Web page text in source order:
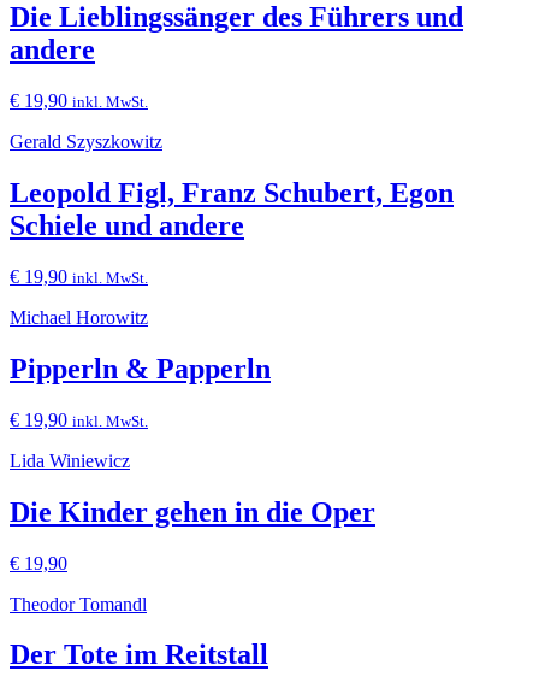
Die Lieblingssänger des Führers und
andere
€ 19,90 inkl. MwSt.
Gerald Szyszkowitz
Leopold Figl, Franz Schubert, Egon
Schiele und andere
€ 19,90 inkl. MwSt.
Michael Horowitz
Pipperln & Papperln
€ 19,90 inkl. MwSt.
Lida Winiewicz
Die Kinder gehen in die Oper
€ 19,90
Theodor Tomandl
Der Tote im Reitstall